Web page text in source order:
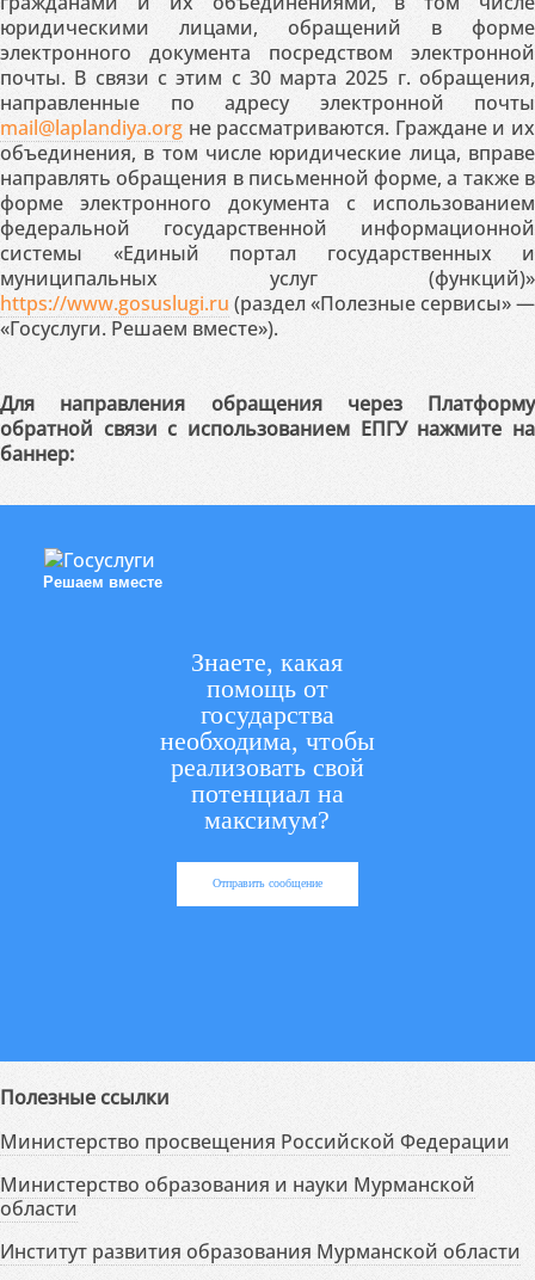
юридическими лицами, обращений в форме
электронного документа посредством электронной
почты. В связи с этим с 30 марта 2025 г. обращения,
направленные по адресу электронной почты
mail@laplandiya.org не рассматриваются. Граждане и их
объединения, в том числе юридические лица, вправе
направлять обращения в письменной форме, а также в
форме электронного документа с использованием
федеральной государственной информационной
системы «Единый портал государственных и
муниципальных услуг (функций)»
https://www.gosuslugi.ru (раздел «Полезные сервисы» —
«Госуслуги. Решаем вместе»).
Для направления обращения через Платформу
обратной связи с использованием ЕПГУ нажмите на
баннер:
Решаем вместе
Знаете, какая
помощь от
государства
необходима, чтобы
реализовать свой
потенциал на
максимум?
Отправить сообщение
Полезные ссылки
Министерство просвещения Российской Федерации
Министерство образования и науки Мурманской
области
Институт развития образования Мурманской области